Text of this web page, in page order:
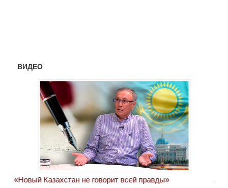
ВИДЕО
«Новый Казахстан не говорит всей правды»